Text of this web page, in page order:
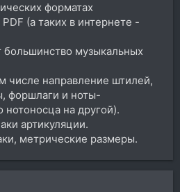
форматах
(а таких в интернете -
большинство музыкальных
числе направление штилей,
форшлаги и ноты-
на другой).
артикуляции.
метрические размеры.